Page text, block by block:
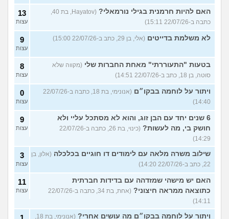
האם להיות חרמנית בגילי נורמאלי?
(Hayatov, בת 40,
כתבה ב-22/07/26 15:11)
13
עצות
לא משלמת בדייטים (אלי, בן 29, כתב ב-22/07/26 15:00) 9
עצות
בטעות "התעוררתי" מאחת החברות שלי (מקווה שלא
סוטה, בן 18, כתב ב-22/07/26 14:51)
8
עצות
ויתור על לוחמה בבקו״ם
(אנונימי, בת 18, כתבה ב-22/07/26
14:40)
0
עצות
6 שנים יחד עם הבן זוג, והוא לא מסתכל עליי ולא
חושק בי, מה לעשות?
(כינוי, בת 26, כתבה ב-22/07/26
14:29)
9
עצות
שילוב משרה מלאה עם לימודים דו חוגיים בכלכלה (אלון, בן
22, כתב ב-22/07/26 14:20)
3
עצות
האם יש מישהי שמזדהה עם בדידות חברתית
כתוצאה ממראה חיצוני?
(אחת, בת 34, כתבה ב-22/07/26
14:11)
11
עצות
ויתור על לוחמה בבקו״ם מה עושים אחרי?
(אנונימי, בת 18,